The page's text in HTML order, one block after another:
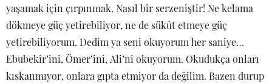
yaşamak için çırpınmak. Nasıl bir serzeniştir! Ne kelama
dökmeye güç yetirebiliyor, ne de sükût etmeye güç
yetirebiliyorum. Dedim ya seni okuyorum her saniye…
Ebubekir’ini, Ömer’ini, Ali’ni okuyorum. Okudukça onları
kıskanmıyor, onlara gıpta etmiyor da değilim. Bazen durup